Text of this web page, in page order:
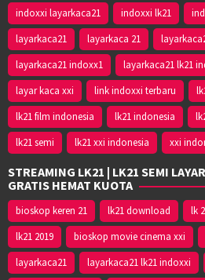
indoxxi layarkaca21
indoxxi lk21
layarkaca21
layarkaca 21
layarkaca21 indoxx1
layarkaca21 lk21
layar kaca xxi
link indoxxi terbaru
lk21 film indonesia
lk21 indonesia
lk21 semi
lk21 xxi indonesia xxi
STREAMING LK21 | LK21 SEMI
GRATIS HEMAT KUOTA
bioskop keren 21 lk21 download lk
lk21 2019
bioskop movie cinema xxi
layarkaca21
layarkaca21 lk21 indoxxi